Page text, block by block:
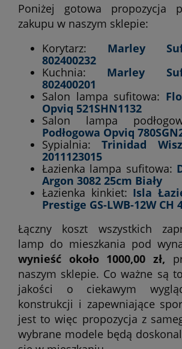
Poniżej gotowa propozycja
zakupu w naszym sklepie:
Korytarz: Marley
802400232
Kuchnia: Marley
802400201
Salon lampa sufitowa:
Opviq 521SHN1132
Salon lampa
Podłogowa Opviq
Sypialnia:Trinidad
2011123015
Łazienka lampa sufitowa:
Argon 3082 25cm Biały
Łazienka kinkiet: Isla
Prestige GS-LWB-12W CH
Łączny koszt wszystkich
lamp do mieszkania pod
wynieść około 1000,00 zł,
naszym sklepie. Co ważne są
jakości o ciekawym
konstrukcji i zapewniające
jest to więc propozycja z
wybrane modele będą